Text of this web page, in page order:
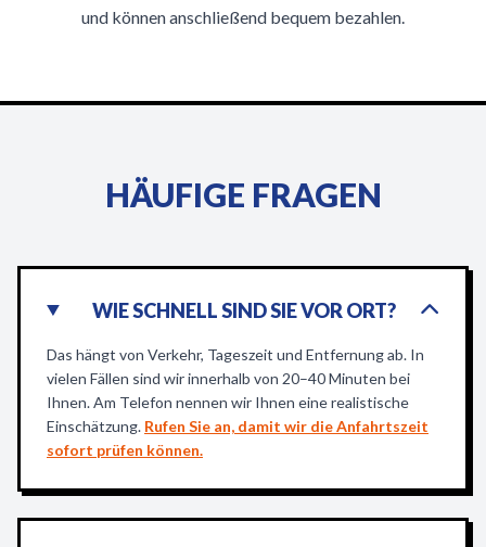
und können anschließend bequem bezahlen.
HÄUFIGE FRAGEN
WIE SCHNELL SIND SIE VOR ORT?
Das hängt von Verkehr, Tageszeit und Entfernung ab. In
vielen Fällen sind wir innerhalb von 20–40 Minuten bei
Ihnen. Am Telefon nennen wir Ihnen eine realistische
Einschätzung. Rufen Sie an, damit wir die Anfahrtszeit
sofort prüfen können.